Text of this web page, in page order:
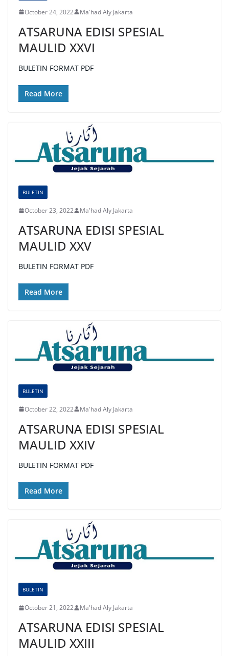
October 24, 2022 Ma'had Aly Jakarta
ATSARUNA EDISI SPESIAL
MAULID XXVI
BULETIN FORMAT PDF
Read More
BULETIN
October 23, 2022 Ma'had Aly Jakarta
ATSARUNA EDISI SPESIAL
MAULID XXV
BULETIN FORMAT PDF
Read More
BULETIN
October 22, 2022 Ma'had Aly Jakarta
ATSARUNA EDISI SPESIAL
MAULID XXIV
BULETIN FORMAT PDF
Read More
BULETIN
October 21, 2022 Ma'had Aly Jakarta
ATSARUNA EDISI SPESIAL
MAULID XXIII